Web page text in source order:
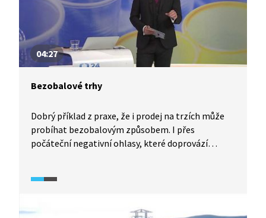
04:27
Bezobalové trhy
Dobrý příklad z praxe, že i prodej na trzích může
probíhat bezobalovým způsobem. I přes
počáteční negativní ohlasy, které doprovází